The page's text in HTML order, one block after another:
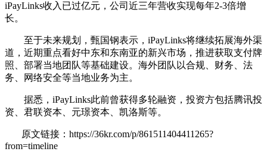
iPayLinks收入已过亿元，公司近三年营收实现每年2-3倍增
长。
至于未来规划，甄国钢表示，iPayLinks将继续拓展海外渠
道，近期重点看好中东和东南亚的新兴市场，推进获取支付牌
照、部署当地团队等基础建设。海外团队以合规、财务、法
务、网络安全等当地业务为主。
据悉，iPayLinks此前曾获得多轮融资，投资方包括腾讯投
资、君联资本、元璟资本、凯洛斯等。
原文链接：https://36kr.com/p/861511404411265?
from=timeline